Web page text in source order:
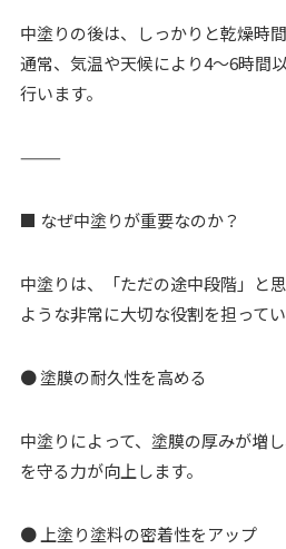
中塗りの後は、しっかりと乾燥時
通常、気温や天候により4～6時間
行います。
⸻
■ なぜ中塗りが重要なのか？
中塗りは、「ただの途中段階」と
ような非常に大切な役割を担ってい
● 塗膜の耐久性を高める
中塗りによって、塗膜の厚みが増
を守る力が向上します。
● 上塗り塗料の密着性をアップ